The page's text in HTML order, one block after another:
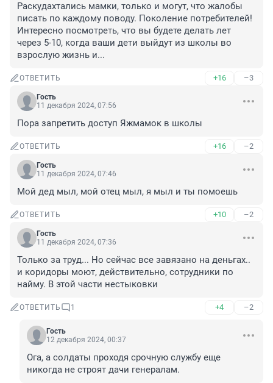
Раскудахтались мамки, только и могут, что жалобы
писать по каждому поводу. Поколение потребителей!
Интересно посмотреть, что вы будете делать лет
через 5-10, когда ваши дети выйдут из школы во
взрослую жизнь и...
ОТВЕТИТЬ +16 –3
Гость
11 декабря 2024, 07:56
Пора запретить доступ Яжмамок в школы
ОТВЕТИТЬ +16 –2
Гость
11 декабря 2024, 07:46
Мой дед мыл, мой отец мыл, я мыл и ты помоешь
ОТВЕТИТЬ +10 –2
Гость
11 декабря 2024, 07:36
Только за труд... Но сейчас все завязано на деньгах..
и коридоры моют, действительно, сотрудники по
найму. В этой части нестыковки
ОТВЕТИТЬ 1 +4 –2
Гость
12 декабря 2024, 00:37
Ога, а солдаты проходя срочную службу еще
никогда не строят дачи генералам.